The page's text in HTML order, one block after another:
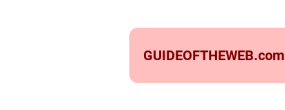
GUIDEOFTHEWEB.com